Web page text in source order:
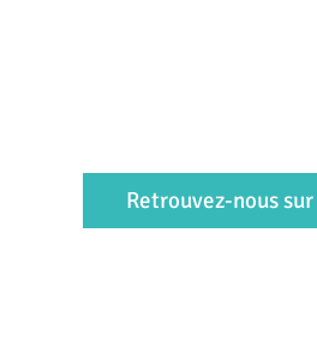
Retrouvez-nous